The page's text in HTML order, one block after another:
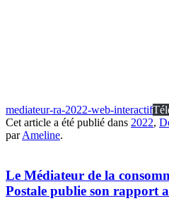
mediateur-ra-2022-web-interactif
Cet article a été publié dans 2022,
parAmeline.
Le Médiateur de la
Postale publie son rapport